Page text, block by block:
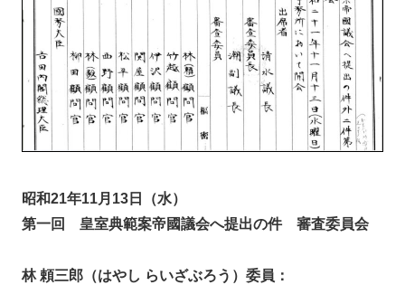
昭和21年11月13日（水）
第一回 皇室典範案帝國議会へ提出の件 審査委員会
林 頼三郎（はやし らいざぶろう）委員：